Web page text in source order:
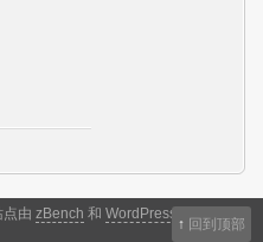
由 zBench 和 WordPress
↑ 回到顶部